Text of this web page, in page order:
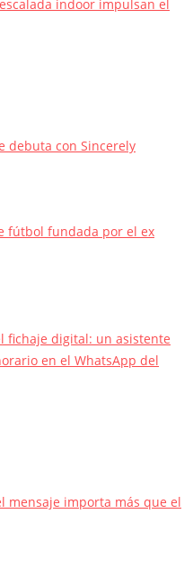
indoor impulsan el
debuta con Sincerely
fútbol fundada por el ex
fichaje digital: un asistente
en el WhatsApp del
mensaje importa más que el